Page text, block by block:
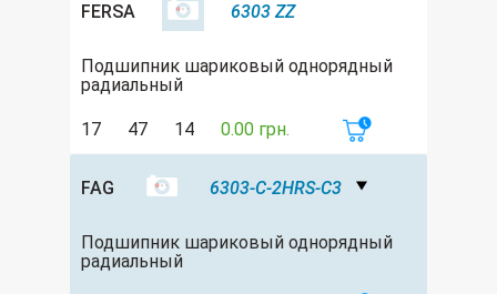
FERSA 6303 ZZ
Подшипник шариковый однорядный
радиальный
17 47 14 0.00 грн.
FAG 6303-C-2HRS-C3
Подшипник шариковый однорядный
радиальный